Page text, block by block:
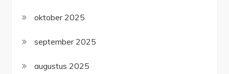
oktober 2025
september 2025
augustus 2025